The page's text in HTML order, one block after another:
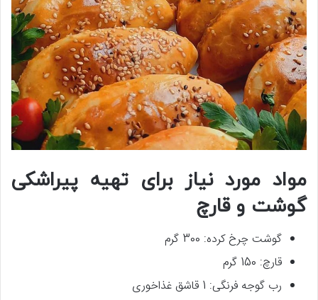
مواد مورد نیاز برای تهیه پیراشکی
گوشت و قارچ
گوشت چرخ کرده: 300 گرم
قارچ: 150 گرم
رب گوجه فرنگی: 1 قاشق غذاخوری